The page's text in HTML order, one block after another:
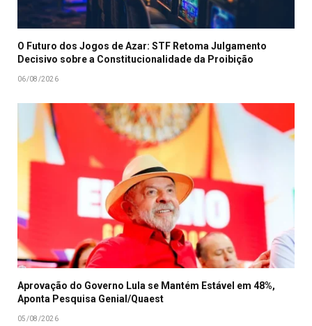
O Futuro dos Jogos de Azar: STF Retoma Julgamento
Decisivo sobre a Constitucionalidade da Proibição
06/08/2026
Aprovação do Governo Lula se Mantém Estável em 48%,
Aponta Pesquisa Genial/Quaest
05/08/2026